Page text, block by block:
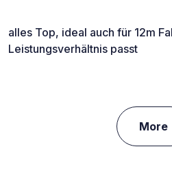
alles Top, ideal auch für 12m
Leistungsverhältnis passt
More